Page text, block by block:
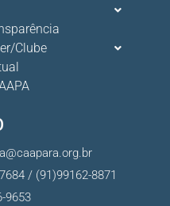
Clube
/ (91)99162-8871
9653